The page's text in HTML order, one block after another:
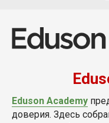
Eduson Academy
доверия. Здесь